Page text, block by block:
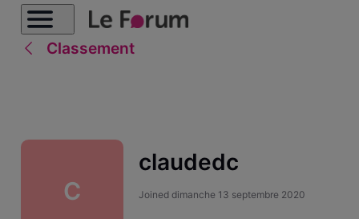
Classement
C
claudedc
Joined dimanche 13 septembre 2020